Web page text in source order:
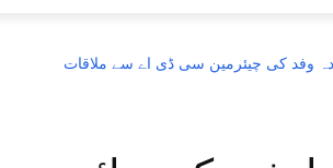
وفد کی چیئرمین سی ڈی اے سے ملاقات